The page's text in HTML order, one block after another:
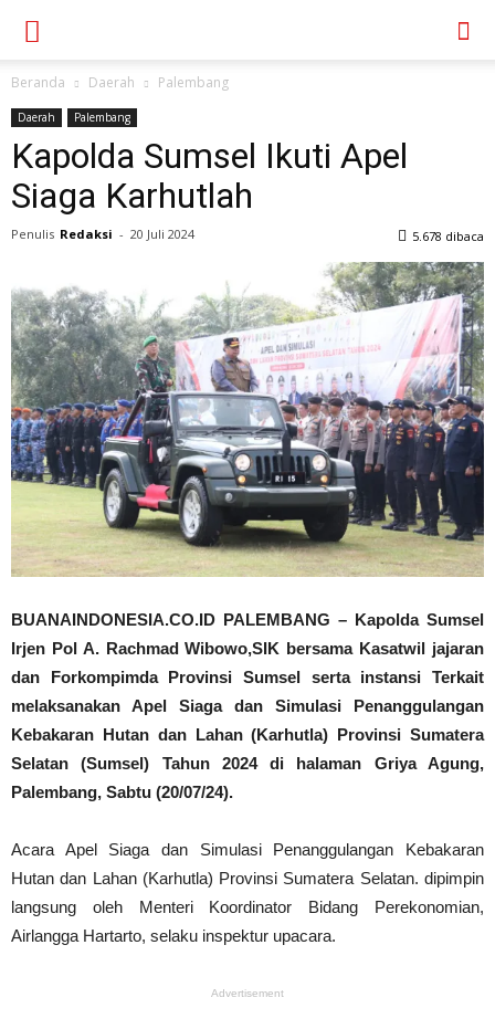
Beranda Daerah Palembang
Daerah Palembang
Kapolda Sumsel Ikuti Apel
Siaga Karhutlah
Penulis Redaksi - 20 Juli 2024 5.678 dibaca
BUANAINDONESIA.CO.ID PALEMBANG – Kapolda Sumsel
Irjen Pol A. Rachmad Wibowo,SIK bersama Kasatwil jajaran
dan Forkompimda Provinsi Sumsel serta instansi Terkait
melaksanakan Apel Siaga dan Simulasi Penanggulangan
Kebakaran Hutan dan Lahan (Karhutla) Provinsi Sumatera
Selatan (Sumsel) Tahun 2024 di halaman Griya Agung,
Palembang, Sabtu (20/07/24).
Acara Apel Siaga dan Simulasi Penanggulangan Kebakaran
Hutan dan Lahan (Karhutla) Provinsi Sumatera Selatan. dipimpin
langsung oleh Menteri Koordinator Bidang Perekonomian,
Airlangga Hartarto, selaku inspektur upacara.
Advertisement